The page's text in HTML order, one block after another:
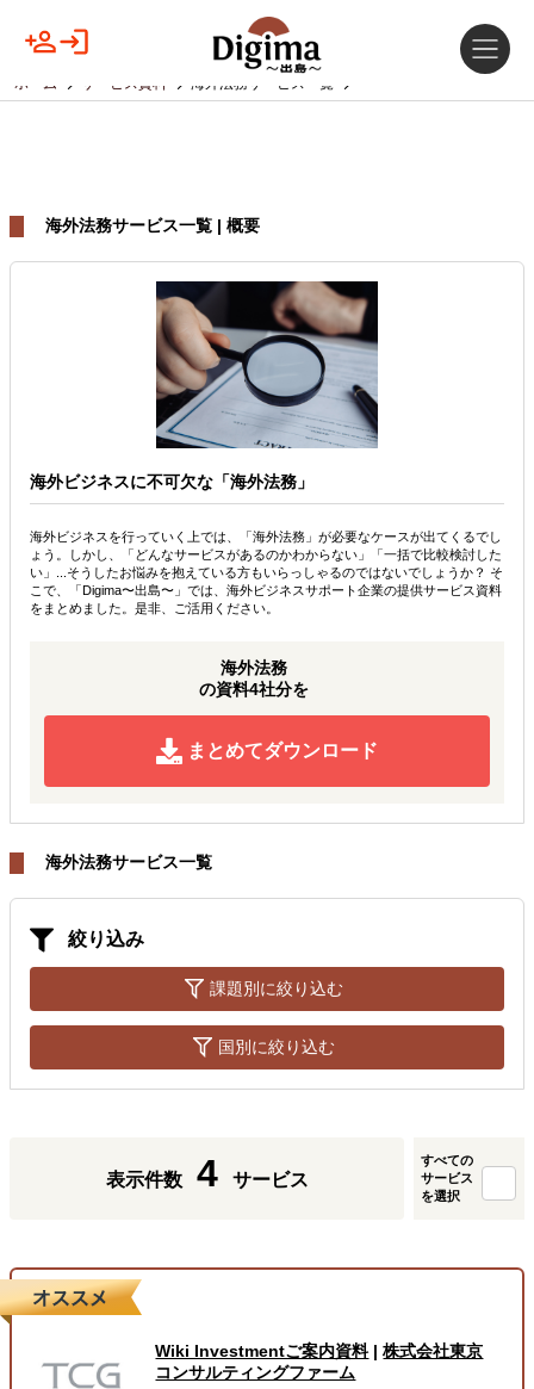
ホーム サービス資料 海外法務サービス一覧
海外法務サービス一覧 | 概要
海外ビジネスに不可欠な「海外法務」
海外ビジネスを行っていく上では、「海外法務」が必要なケースが出てくるでし
ょう。しかし、「どんなサービスがあるのかわからない」「一括で比較検討した
い」...そうしたお悩みを抱えている方もいらっしゃるのではないでしょうか？ そ
こで、「Digima〜出島〜」では、海外ビジネスサポート企業の提供サービス資料
をまとめました。是非、ご活用ください。
海外法務
の資料4社分を
まとめてダウンロード
海外法務サービス一覧
絞り込み
課題別に絞り込む
国別に絞り込む
表示件数 4 サービス
すべての
サービス
を選択
Wiki Investmentご案内資料|株式会社東京
コンサルティングファーム